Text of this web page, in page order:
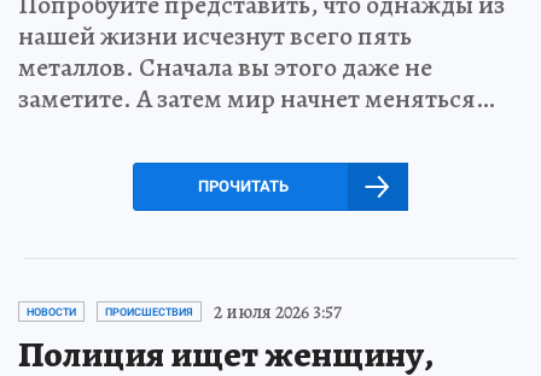
нашей жизни исчезнут всего пять
металлов. Сначала вы этого даже не
заметите. А затем мир начнет меняться…
ПРОЧИТАТЬ
НОВОСТИ ПРОИСШЕСТВИЯ 2 июля 2026 3:57
Полиция ищет женщину,